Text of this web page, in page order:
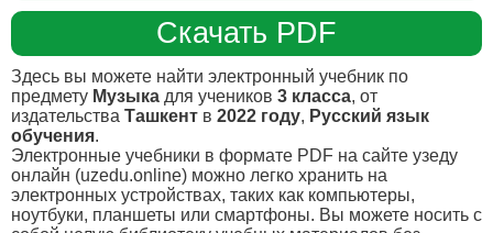
Скачать PDF
Здесь вы можете найти электронный учебник по
предмету Музыка для учеников 3 класса, от
издательства Ташкент в 2022 году, Русский язык
обучения.
Электронные учебники в формате PDF на сайте узеду
онлайн (uzedu.online) можно легко хранить на
электронных устройствах, таких как компьютеры,
ноутбуки, планшеты или смартфоны. Вы можете носить с